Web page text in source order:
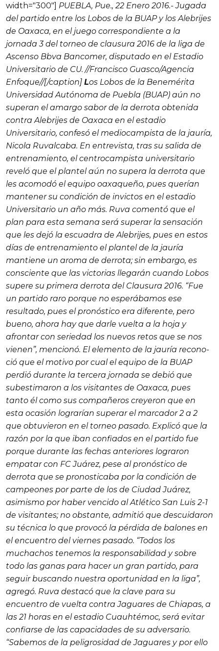
width="300"] PUEBLA, Pue., 22 Enero 2016.- Jugada
del partido entre los Lobos de la BUAP y los Alebrijes
de Oaxaca, en el juego correspondiente a la
jornada 3 del torneo de clausura 2016 de la liga de
Ascenso Bbva Bancomer, disputado en el Estadio
Universitario de CU. //Francisco Guasco/Agencia
Enfoque//[/caption] Los Lobos de la Benemé­rita
Universidad Autó­noma de Puebla (BUAP) aún no
superan el amar­go sabor de la derrota obtenida
contra Alebrijes de Oaxaca en el estadio
Universitario, confe­só el mediocampista de la jau­ría,
Nicola Ruvalcaba. En entrevista, tras su salida de
entrenamiento, el centrocampis­ta universitario
reveló que el plan­tel aún no supera la derrota que
les acomodó el equipo oaxaqueño, pues querían
mantener su condi­ción de invictos en el estadio
Uni­versitario un año más. Ruva comentó que el
plan para esta semana será superar la sen­sación
que les dejó la escuadra de Alebrijes, pues en estos
días de entrenamiento el plantel de la jauría
mantiene un aroma de derrota; sin embargo, es
cons­ciente que las victorias llegarán cuando Lobos
supere su primera derrota del Clausura 2016. “Fue
un partido raro porque no esperábamos ese
resultado, pues el pronóstico era diferente, pero
bueno, ahora hay que dar­le vuelta a la hoja y
afrontar con seriedad los nuevos retos que se nos
vienen”, mencionó. El elemento de la jauría recono­
ció que el motivo por cual el equipo de la BUAP
perdió durante la ter­cera jornada se debió que
subes­timaron a los visitantes de Oaxa­ca, pues
tanto él como sus com­pañeros creyeron que en
esta oca­sión lograrían superar el marca­dor 2 a 2
que obtuvieron en el tor­neo pasado. Explicó que la
razón por la que iban confiados en el parti­do fue
porque durante las fechas anteriores lograron
empatar con FC Juárez, pese al pronóstico de
derrota que se pronosticaba por la condición de
campeones por parte de los de Ciudad Juárez,
asimismo por haber vencido al Atlético San Luis 2-1
de visitan­tes; no obstante, admitió que des­cuidaron
su técnica lo que pro­vocó la pérdida de balones en
el encuentro del viernes pasado. “Todos los
muchachos tenemos la responsabilidad y sobre
todo las ganas para hacer un gran par­tido, para
seguir buscando nues­tra oportunidad en la liga”,
agregó. Ruva destacó que la clave para su
encuentro de vuelta con­tra Jaguares de Chiapas, a
las 21 horas en el estadio Cuauhtémoc, será evitar
confiarse de las capaci­dades de su adversario.
“Sabemos de la peligrosidad de Jaguares y por ello